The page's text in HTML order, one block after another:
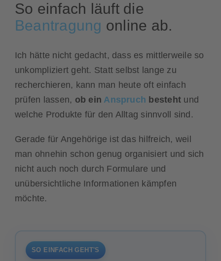
So einfach läuft die
Beantragung online ab.
Ich hätte nicht gedacht, dass es mittlerweile so
unkompliziert geht. Statt selbst lange zu
recherchieren, kann man heute oft einfach
prüfen lassen, ob ein Anspruch besteht und
welche Produkte für den Alltag sinnvoll sind.
Gerade für Angehörige ist das hilfreich, weil
man ohnehin schon genug organisiert und sich
nicht auch noch durch Formulare und
unübersichtliche Informationen kämpfen
möchte.
SO EINFACH GEHT'S